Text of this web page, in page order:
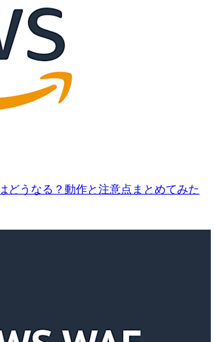
どうなる？動作と注意点まとめてみた